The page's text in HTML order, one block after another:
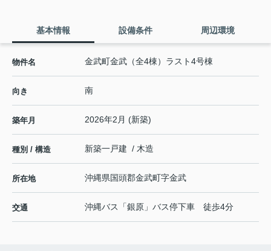
基本情報 設備条件 周辺環境
物件名 金武町金武（全4棟）ラスト4号棟
向き 南
築年月 2026年2月 (新築)
種別 / 構造 新築一戸建 / 木造
所在地 沖縄県国頭郡金武町字金武
交通 沖縄バス「銀原」バス停下車 徒歩4分